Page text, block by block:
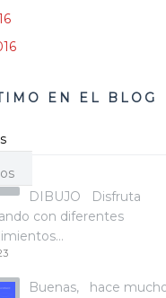
EN EL BLOG
DIBUJO Disfruta
con diferentes
Buenas, hace